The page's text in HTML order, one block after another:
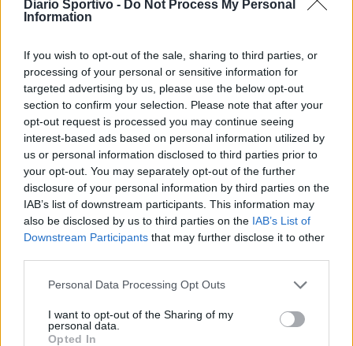
Diario Sportivo - Do Not Process My Personal
Information
If you wish to opt-out of the sale, sharing to third parties, or
processing of your personal or sensitive information for
targeted advertising by us, please use the below opt-out
section to confirm your selection. Please note that after your
opt-out request is processed you may continue seeing
interest-based ads based on personal information utilized by
us or personal information disclosed to third parties prior to
your opt-out. You may separately opt-out of the further
disclosure of your personal information by third parties on the
IAB’s list of downstream participants. This information may
also be disclosed by us to third parties on the IAB’s List of
Downstream Participants that may further disclose it to other
Personal Data Processing Opt Outs
I want to opt-out of the Sharing of my
personal data.
Opted In
di finale con i derby di Gallura, Barbagia e
Il CR sardo esclude anche l'Olbia: l'Usinese è
in Eccellenza, il Fonni sale in Promozione
5 Ago 2026
Caos Tempio, Sechi lascia: «Il mio impegno
finisce qui, troppe complicazioni coi
problemi extra calcio»
2 Ago 2026
L'Iglesias si rinforza con Papa Seck e
Diawara, al Bonorva il difensore Balbo
1 Ago 2026
Colpo del Tortolì: arriva il centrocampista
1 Ago 2026